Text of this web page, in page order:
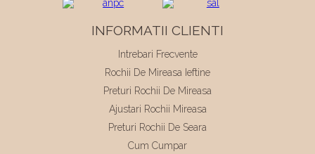
INFORMATII CLIENTI
Intrebari Frecvente
Rochii De Mireasa Ieftine
Preturi Rochii De Mireasa
Ajustari Rochii Mireasa
Preturi Rochii De Seara
Cum Cumpar